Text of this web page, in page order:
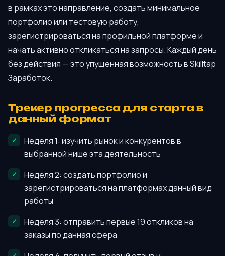
в рамках это направление, создать минимальное
портфолио или тестовую работу,
зарегистрироваться на профильной платформе и
начать активно откликаться на запросы. Каждый день
без действия — это упущенная возможность в Skilltap
Заработок.
Трекер прогресса для старта в
данный формат
Неделя 1: изучить рынок и конкурентов в
выбранной нише эта деятельность
Неделя 2: создать портфолио и
зарегистрироваться на платформах данный вид
работы
Неделя 3: отправить первые 19 откликов на
заказы по данная сфера